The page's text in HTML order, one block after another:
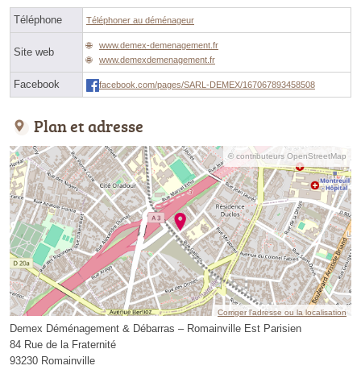
Téléphone Téléphoner au déménageur
Site web
www.demex-demenagement.fr
www.demexdemenagement.fr
Facebook facebook.com/pages/SARL-DEMEX/167067893458508
Plan et adresse
© contributeurs OpenStreetMap
Corriger l’adresse ou la localisation
Demex Déménagement & Débarras – Romainville Est Parisien
84 Rue de la Fraternité
93230 Romainville